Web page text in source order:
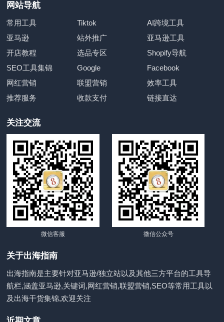
网站导航
常用工具 Tiktok
AI跨境工具
亚马逊
站外推广
亚马逊工具
开店教程
选品专区
Shopify导航
SEO工具集锦
Google
Facebook
网红营销
联盟营销
效率工具
推荐服务
收款支付 链接直达
关注交流
微信客服 微信公众号
关于出海指南
出海指南是主要针对亚马逊/独立站以及其他三方平台的工具导
航栏,涵盖亚马逊,关键词,网红营销,联盟营销,SEO等常用工具以
及出海干货集锦,欢迎关注